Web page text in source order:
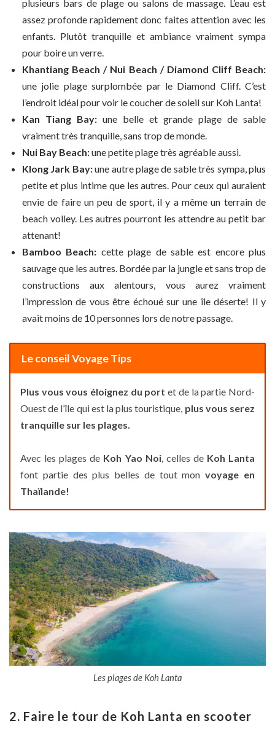
plusieurs bars de plage ou salons de massage. L’eau est
assez profonde rapidement donc faites attention avec les
enfants. Plutôt tranquille et ambiance vraiment sympa
pour boire un verre.
Khantiang Beach / Nui Beach / Diamond Cliff Beach:
une jolie plage surplombée par le Diamond Cliff. C’est
l’endroit idéal pour voir le coucher de soleil sur Koh Lanta!
Kan Tiang Bay: une belle et grande plage de sable
vraiment très tranquille, sans trop de monde.
Nui Bay Beach:une petite plage très agréable aussi.
Klong Jark Bay:une autre plage de sable très sympa, plus
petite et plus intime que les autres. Pour ceux qui auraient
envie de faire un peu de sport, il y a même un terrain de
beach volley. Les autres pourront les attendre au petit bar
attenant!
Bamboo Beach: cette plage de sable est encore plus
sauvage que les autres. Bordée par la jungle et sans trop de
constructions aux alentours, vous aurez vraiment
l’impression de vous être échoué sur une île déserte! Il y
avait moins de 10 personnes lors de notre passage.
Le conseil Voyage Tips
Plus vous vous éloignez du port et de la partie Nord-
Ouest de l’île qui est la plus touristique, plus vous serez
tranquille sur les plages.
Avec les plages de Koh Yao Noi, celles de Koh Lanta
font partie des plus belles de tout monvoyage en
Thaïlande!
Les plages de Koh Lanta
2. Faire le tour de Koh Lanta en scooter